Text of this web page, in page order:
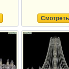
Смотреть